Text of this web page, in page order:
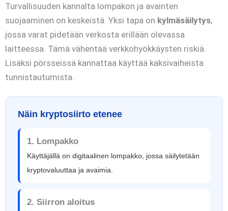
Turvallisuuden kannalta lompakon ja avainten
suojaaminen on keskeistä. Yksi tapa on kylmäsäilytys,
jossa varat pidetään verkosta erillään olevassa
laitteessa. Tämä vähentää verkkohyökkäysten riskiä.
Lisäksi pörsseissä kannattaa käyttää kaksivaiheista
tunnistautumista.
Näin kryptosiirto etenee
1. Lompakko
Käyttäjällä on digitaalinen lompakko, jossa säilytetään
kryptovaluuttaa ja avaimia.
2. Siirron aloitus